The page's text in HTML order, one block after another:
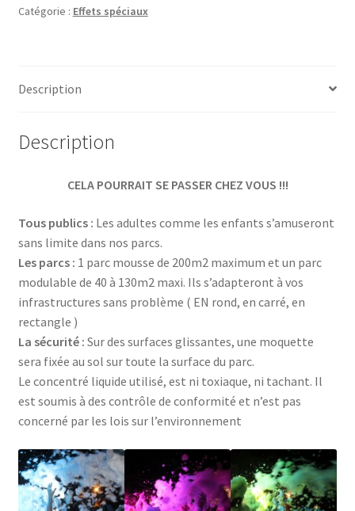
Catégorie : Effets spéciaux
Description
Description
CELA POURRAIT SE PASSER CHEZ VOUS !!!
Tous publics : Les adultes comme les enfants s’amuseront
sans limite dans nos parcs.
Les parcs : 1 parc mousse de 200m2 maximum et un parc
modulable de 40 à 130m2 maxi. Ils s’adapteront à vos
infrastructures sans problème ( EN rond, en carré, en
rectangle )
La sécurité : Sur des surfaces glissantes, une moquette
sera fixée au sol sur toute la surface du parc.
Le concentré liquide utilisé, est ni toxiaque, ni tachant. Il
est soumis à des contrôle de conformité et n’est pas
concerné par les lois sur l’environnement